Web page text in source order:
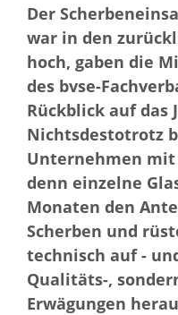
Der
war in den
hoch, gaben die
des bvse-
Rückblick auf das
Nichtsdestotrotz
Unternehmen mit
denn einzelne
Monaten den
Scherben und
technisch auf -
Qualitäts-,
Erwägungen